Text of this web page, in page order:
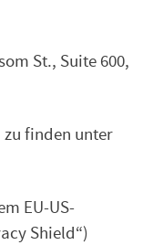
St., Suite 600,
finden unter
EU-US-
Shield“)